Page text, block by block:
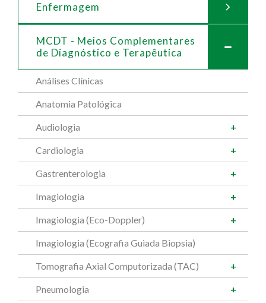
Enfermagem
MCDT - Meios Complementares
de Diagnóstico e Terapêutica
Análises Clínicas
Anatomia Patológica
Audiologia
Cardiologia
Gastrenterologia
Imagiologia
Imagiologia (Eco-Doppler)
Imagiologia (Ecografia Guiada Biopsia)
Tomografia Axial Computorizada (TAC)
Pneumologia